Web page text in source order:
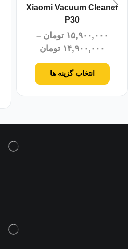
Xiaomi Vacuum Cleaner
P30
۱۵,۹۰۰,۰۰۰ تومان –
۱۴,۹۰۰,۰۰۰ تومان
انتخاب گزینه ها